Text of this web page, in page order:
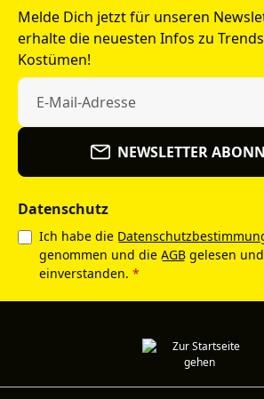
Melde Dich jetzt für unseren
erhalte die neuesten Infos zu
Kostümen!
NEWSLETTER
Datenschutz
Ich habe die
genommen und die AGB gelesen
einverstanden. *